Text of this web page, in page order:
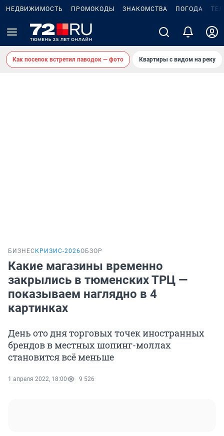
НЕДВИЖИМОСТЬ ПРОМОКОДЫ ЗНАКОМСТВА ПОГОДА
Как поселок встретил паводок — фото Квартиры с видом на реку
БИЗНЕС КРИЗИС-2026ОБЗОР
Какие магазины временно
закрылись в тюменских ТРЦ —
показываем наглядно в 4
картинках
День ото дня торговых точек иностранных
брендов в местных шопинг-моллах
становится всё меньше
1 апреля 2022, 18:00 9 526